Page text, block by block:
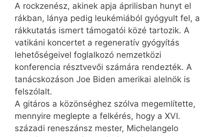
A rockzenész, akinek apja áprilisban hunyt el
rákban, lánya pedig leukémiából gyógyult fel, a
rákkutatás ismert támogatói közé tartozik. A
vatikáni koncertet a regeneratív gyógyítás
lehetőségeivel foglalkozó nemzetközi
konferencia résztvevői számára rendezték. A
tanácskozáson Joe Biden amerikai alelnök is
felszólalt.
A gitáros a közönséghez szólva megemlítette,
mennyire meglepte a felkérés, hogy a XVI.
századi reneszánsz mester, Michelangelo